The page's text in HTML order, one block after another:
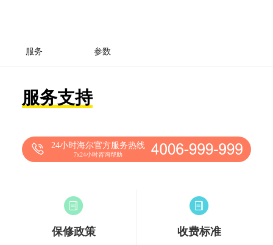
服务 参数
服务支持
24小时海尔官方服务热线
7x24小时咨询帮助
保修政策 收费标准